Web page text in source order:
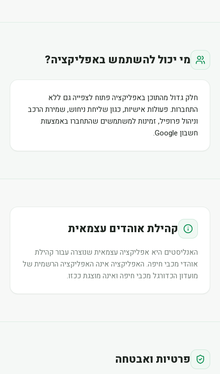
מי יכול להשתמש באפליקציה?
חלק גדול מהתוכן באפליקציה פתוח לצפייה גם ללא
התחברות. פעולות אישיות, כגון שליחת ניחוש, שמירת הרכב
וניהול פרופיל, זמינות למשתמשים שהתחברו באמצעות
חשבון Google.
קהילת אוהדים עצמאית
האנליסטים היא אפליקציה עצמאית שנוצרה עבור קהילת
אוהדי מכבי חיפה. האפליקציה אינה האפליקציה הרשמית של
מועדון הכדורגל מכבי חיפה ואינה מוצגת ככזו.
פרטיות ואבטחה